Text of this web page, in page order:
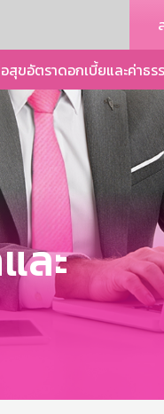
สุขอัตราดอกเบี้ยและค่าธร
ละ